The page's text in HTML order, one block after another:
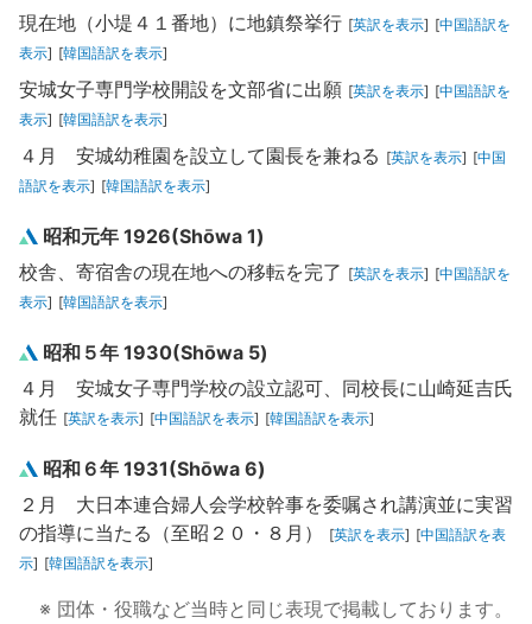
現在地（小堤４１番地）に地鎮祭挙行 [英訳を表示] [中国語訳を
表示] [韓国語訳を表示]
安城女子専門学校開設を文部省に出願 [英訳を表示] [中国語訳を
表示] [韓国語訳を表示]
４月 安城幼稚園を設立して園長を兼ねる [英訳を表示] [中国
語訳を表示] [韓国語訳を表示]
昭和元年 1926(Shōwa 1)
校舎、寄宿舎の現在地への移転を完了 [英訳を表示] [中国語訳を
表示] [韓国語訳を表示]
昭和５年 1930(Shōwa 5)
４月 安城女子専門学校の設立認可、同校長に山崎延吉氏
就任 [英訳を表示] [中国語訳を表示] [韓国語訳を表示]
昭和６年 1931(Shōwa 6)
２月 大日本連合婦人会学校幹事を委嘱され講演並に実習
の指導に当たる（至昭２０・８月）
[英訳を表示] [中国語訳を表
示] [韓国語訳を表示]
※ 団体・役職など当時と同じ表現で掲載しております。